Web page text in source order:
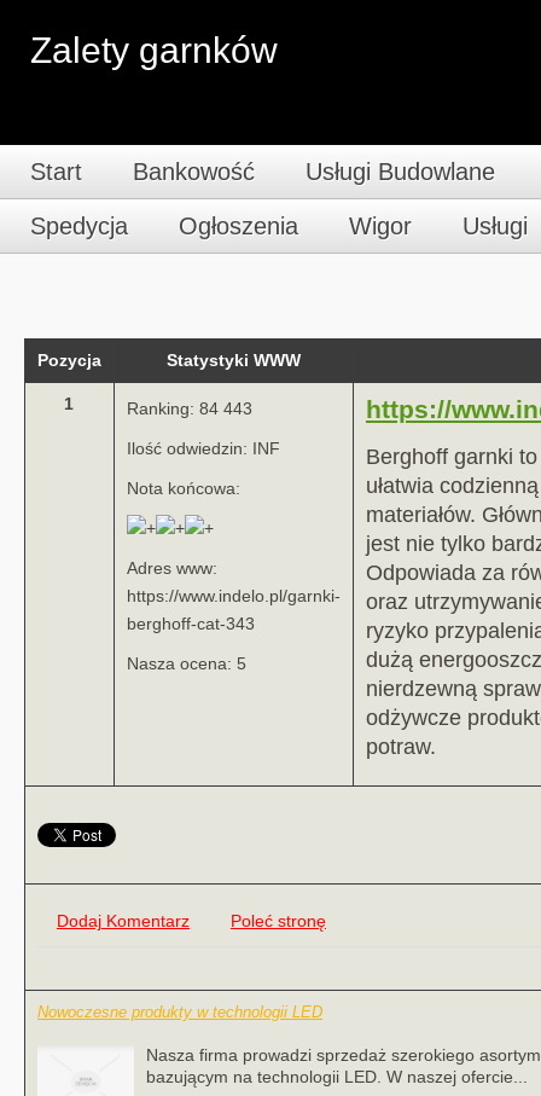
Zalety garnków
Start Bankowość Usługi Budowlane
Spedycja Ogłoszenia Wigor Usługi
Pozycja Statystyki WWW
1 Ranking: 84 443
Ilość odwiedzin: INF
Nota końcowa:
Adres www:
https://www.indelo.pl/garnki-
berghoff-cat-343
Nasza ocena: 5
https://
Berghoff garnki
ułatwia
materiałów.
jest nie tylko
Odpowiada za
oraz
ryzyko
dużą
nierdzewną
odżywcze
potraw.
Dodaj Komentarz Poleć stronę
Nowoczesne produkty w technologii LED
Nasza firma prowadzi sprzedaż szerokiego
bazującym na technologii LED. W naszej ofercie...